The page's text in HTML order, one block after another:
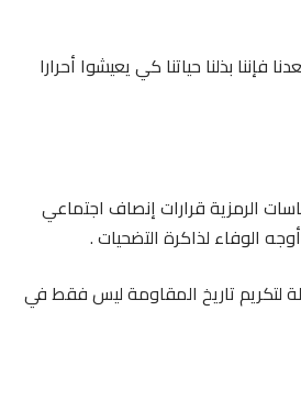
بذلنا حياتنا كي يعيشوا أحرارا
الرمزية قرارات إنصاف اجتماعي
الوفاء لذاكرة التضحيات .
لتكريم تاريخ المقاومة ليس فقط في